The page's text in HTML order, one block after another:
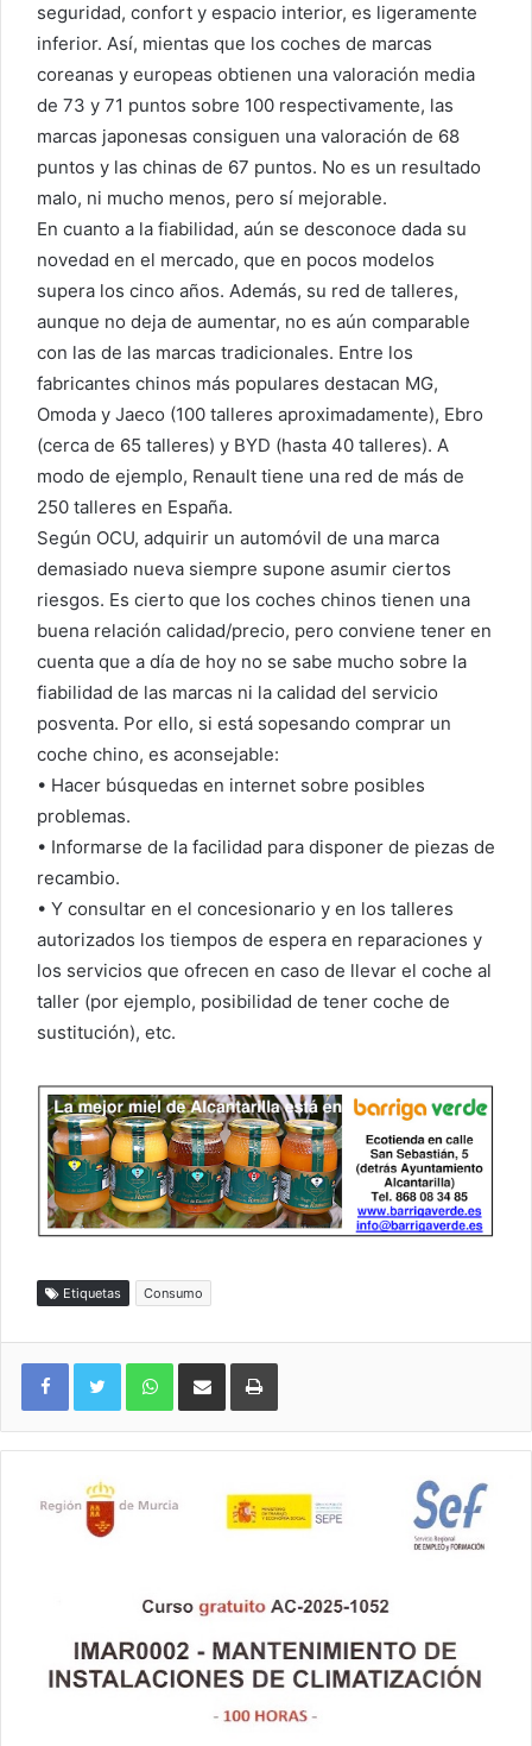
seguridad, confort y espacio interior, es ligeramente
inferior. Así, mientas que los coches de marcas
coreanas y europeas obtienen una valoración media
de 73 y 71 puntos sobre 100 respectivamente, las
marcas japonesas consiguen una valoración de 68
puntos y las chinas de 67 puntos. No es un resultado
malo, ni mucho menos, pero sí mejorable.
En cuanto a la fiabilidad, aún se desconoce dada su
novedad en el mercado, que en pocos modelos
supera los cinco años. Además, su red de talleres,
aunque no deja de aumentar, no es aún comparable
con las de las marcas tradicionales. Entre los
fabricantes chinos más populares destacan MG,
Omoda y Jaeco (100 talleres aproximadamente), Ebro
(cerca de 65 talleres) y BYD (hasta 40 talleres). A
modo de ejemplo, Renault tiene una red de más de
250 talleres en España.
Según OCU, adquirir un automóvil de una marca
demasiado nueva siempre supone asumir ciertos
riesgos. Es cierto que los coches chinos tienen una
buena relación calidad/precio, pero conviene tener en
cuenta que a día de hoy no se sabe mucho sobre la
fiabilidad de las marcas ni la calidad del servicio
posventa. Por ello, si está sopesando comprar un
coche chino, es aconsejable:
• Hacer búsquedas en internet sobre posibles
problemas.
• Informarse de la facilidad para disponer de piezas de
recambio.
• Y consultar en el concesionario y en los talleres
autorizados los tiempos de espera en reparaciones y
los servicios que ofrecen en caso de llevar el coche al
taller (por ejemplo, posibilidad de tener coche de
sustitución), etc.
Etiquetas Consumo
WhatsAppCompartir por correo electrónicoImprimir